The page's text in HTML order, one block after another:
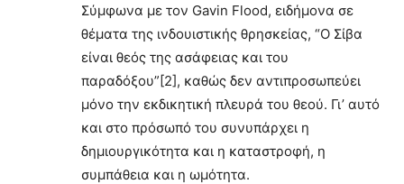
Σύμφωνα με τον Gavin Flood, ειδήμονα σε
θέματα της ινδουιστικής θρησκείας, “Ο Σίβα
είναι θεός της ασάφειας και του
παραδόξου”[2], καθώς δεν αντιπροσωπεύει
μόνο την εκδικητική πλευρά του θεού. Γι’ αυτό
και στο πρόσωπό του συνυπάρχει η
δημιουργικότητα και η καταστροφή, η
συμπάθεια και η ωμότητα.